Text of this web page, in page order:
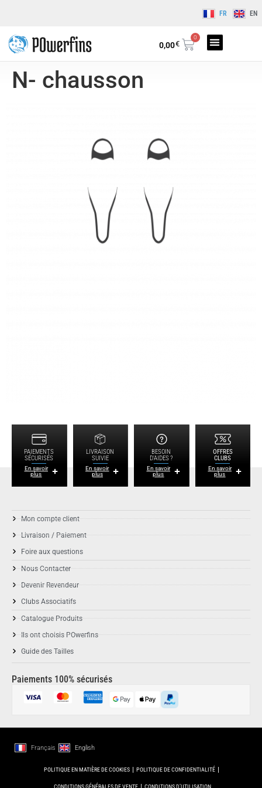
FR EN
0,00€
0
N- chausson
PAIEMENTS
SÉCURISÉS
En savoir
plus
LIVRAISON
SUIVIE
En savoir
plus
BESOIN
D'AIDES ?
En savoir
plus
OFFRES
CLUBS
En savoir
plus
Mon compte client
Livraison / Paiement
Foire aux questions
Nous Contacter
Devenir Revendeur
Clubs Associatifs
Catalogue Produits
Ils ont choisis POwerfins
Guide des Tailles
Paiements 100% sécurisés
Français English
POLITIQUE EN MATIÈRE DE COOKIES POLITIQUE DE CONFIDENTIALITÉ